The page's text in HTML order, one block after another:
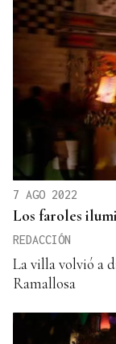
7 AGO 2022
Los faroles
REDACCIÓN
La villa volvió a
Ramallosa